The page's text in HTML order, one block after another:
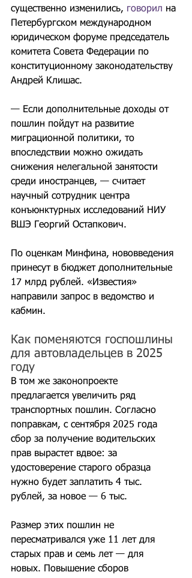
существенно изменились, говорил на
Петербургском международном
юридическом форуме председатель
комитета Совета Федерации по
конституционному законодательству
Андрей Клишас.
— Если дополнительные доходы от
пошлин пойдут на развитие
миграционной политики, то
впоследствии можно ожидать
снижения нелегальной занятости
среди иностранцев, — считает
научный сотрудник центра
конъюнктурных исследований НИУ
ВШЭ Георгий Остапкович.
По оценкам Минфина, нововведения
принесут в бюджет дополнительные
17 млрд рублей. «Известия»
направили запрос в ведомство и
кабмин.
Как поменяются госпошлины
для автовладельцев в 2025
году
В том же законопроекте
предлагается увеличить ряд
транспортных пошлин. Согласно
поправкам, с сентября 2025 года
сбор за получение водительских
прав вырастет вдвое: за
удостоверение старого образца
нужно будет заплатить 4 тыс.
рублей, за новое — 6 тыс.
Размер этих пошлин не
пересматривался уже 11 лет для
старых прав и семь лет — для
новых. Повышение сборов